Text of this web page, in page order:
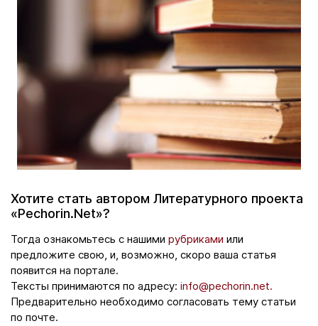
Хотите стать автором Литературного проекта
«Pechorin.Net»?
Тогда ознакомьтесь с нашими рубриками или
предложите свою, и, возможно, скоро ваша статья
появится на портале.
Тексты принимаются по адресу: info@pechorin.net.
Предварительно необходимо согласовать тему статьи
по почте.